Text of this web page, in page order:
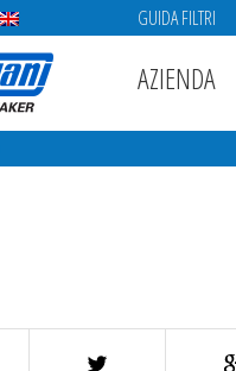
GUIDA FILTRI
AZIENDA